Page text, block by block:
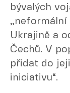
bývalých
„neformální
Ukrajině a
Čechů. V
přidat do
iniciativu“.